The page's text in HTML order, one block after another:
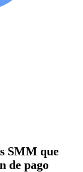
SMM que
de pago